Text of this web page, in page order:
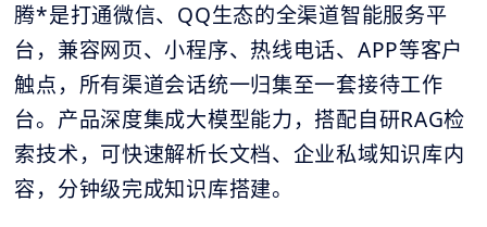
腾*是打通微信、QQ生态的全渠道智能服务平
台，兼容网页、小程序、热线电话、APP等客户
触点，所有渠道会话统一归集至一套接待工作
台。产品深度集成大模型能力，搭配自研RAG检
索技术，可快速解析长文档、企业私域知识库内
容，分钟级完成知识库搭建。